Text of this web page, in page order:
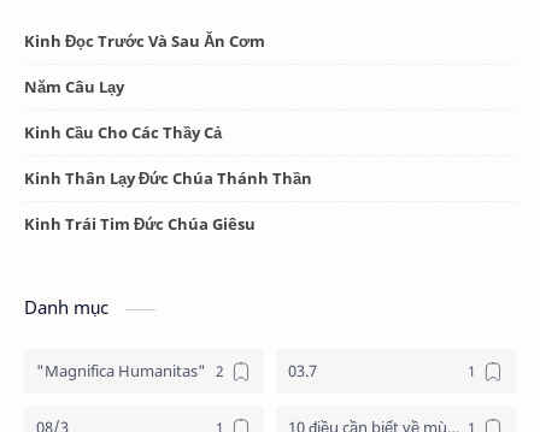
Kinh Đọc Trước Và Sau Ăn Cơm
Năm Câu Lạy
Kinh Cầu Cho Các Thầy Cả
Kinh Thân Lạy Đức Chúa Thánh Thần
Kinh Trái Tim Đức Chúa Giêsu
Danh mục
"Magnifica Humanitas" 03.7
08/3 10 điều cần biết về mùa vọng